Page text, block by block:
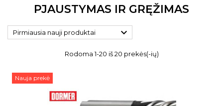
PJAUSTYMAS IR GRĘŽIMAS
Pirmiausia nauji produktai 
Rodoma 1-20 iš 20 prekės(-ių)
Nauja prekė